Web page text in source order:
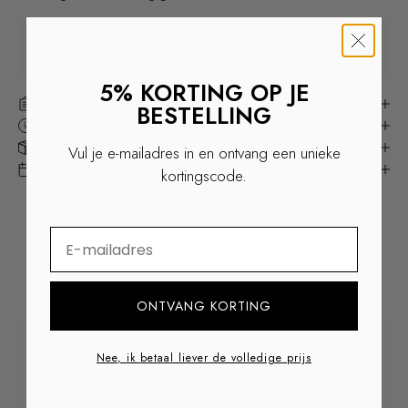
, ROXANNEKWANT
EN 29K+ ANDERE VOLGERS HOUDEN VAN ONZE SIERADEN
Omschrijving
Verzenden & Retourneren
Bekijk dit item in het echt
5% KORTING OP JE
BESTELLING
Vul je e-mailadres in en ontvang een unieke
kortingscode.
ONTVANG KORTING
Nee, ik betaal liever de volledige prijs